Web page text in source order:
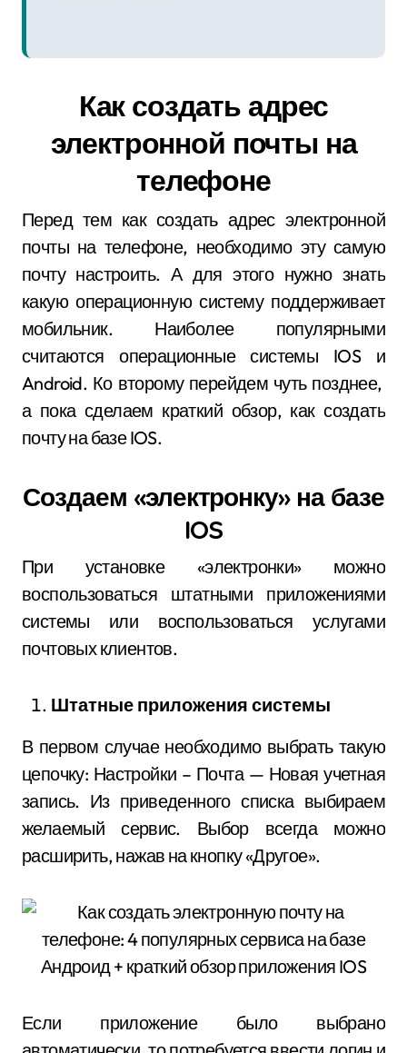
Как создать адрес
электронной почты на
телефоне
Перед тем как создать адрес электронной
почты на телефоне, необходимо эту самую
почту настроить. А для этого нужно знать
какую операционную систему поддерживает
мобильник. Наиболее популярными
считаются операционные системы IOS и
Android. Ко второму перейдем чуть позднее,
а пока сделаем краткий обзор, как создать
почту на базе IOS.
Создаем «электронку» на базе
IOS
При установке «электронки» можно
воспользоваться штатными приложениями
системы или воспользоваться услугами
почтовых клиентов.
Штатные приложения системы
В первом случае необходимо выбрать такую
цепочку: Настройки – Почта — Новая учетная
запись. Из приведенного списка выбираем
желаемый сервис. Выбор всегда можно
расширить, нажав на кнопку «Другое».
Если приложение было выбрано